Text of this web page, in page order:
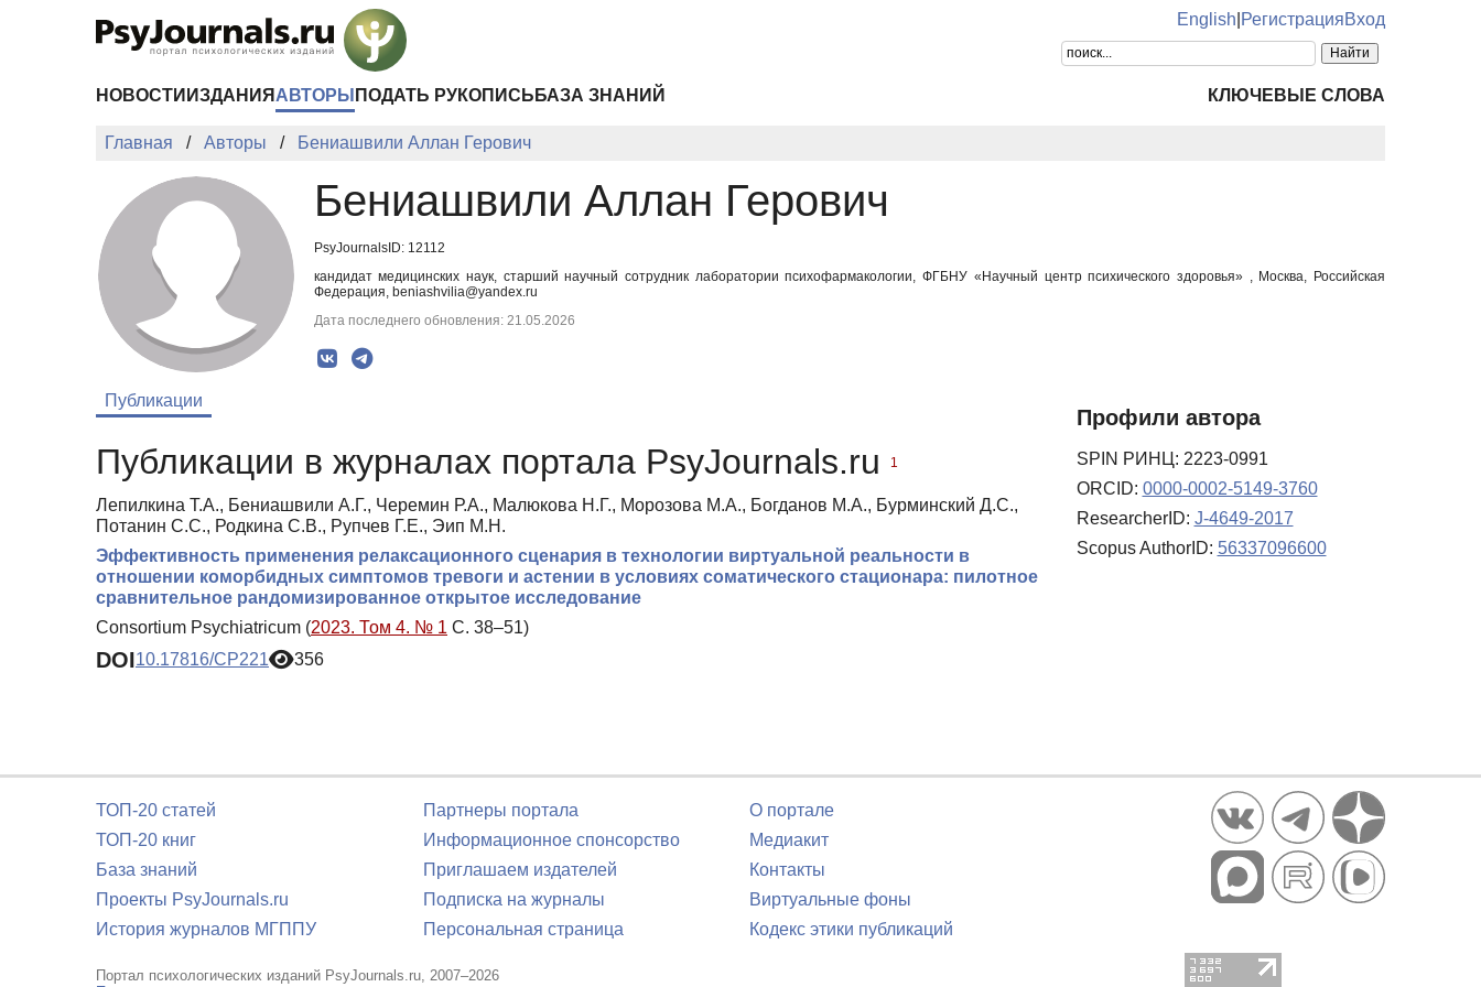
English РегистрацияВход
НОВОСТИ ИЗДАНИЯ АВТОРЫ ПОДАТЬ РУКОПИСЬ БАЗА ЗНАНИЙ КЛЮЧЕВЫЕ СЛОВА
Главная Авторы Бениашвили Аллан Герович
Бениашвили Аллан Герович
PsyJournalsID: 12112
кандидат медицинских наук, старший научный сотрудник лаборатории психофармакологии, ФГБНУ «Научный центр психического здоровья» , Москва, Российская
Федерация, beniashvilia@yandex.ru
Дата последнего обновления: 21.05.2026
Публикации
Публикации в журналах портала PsyJournals.ru 1
Лепилкина Т.А., Бениашвили А.Г., Черемин Р.А., Малюкова Н.Г., Морозова М.А., Богданов М.А., Бурминский Д.С.,
Потанин С.С., Родкина С.В., Рупчев Г.Е., Эип М.Н.
Эффективность применения релаксационного сценария в технологии виртуальной реальности в
отношении коморбидных симптомов тревоги и астении в условиях соматического стационара: пилотное
сравнительное рандомизированное открытое исследование
Consortium Psychiatricum (2023. Том 4. № 1 С. 38–51)
DOI10.17816/CP221 356
Профили автора
SPIN РИНЦ: 2223-0991
ORCID: 0000-0002-5149-3760
ResearcherID: J-4649-2017
Scopus AuthorID: 56337096600
ТОП-20 статей
ТОП-20 книг
База знаний
Проекты PsyJournals.ru
История журналов МГППУ
Партнеры портала
Информационное спонсорство
Приглашаем издателей
Подписка на журналы
Персональная страница
О портале
Медиакит
Контакты
Виртуальные фоны
Кодекс этики публикаций
Портал психологических изданий PsyJournals.ru, 2007–2026